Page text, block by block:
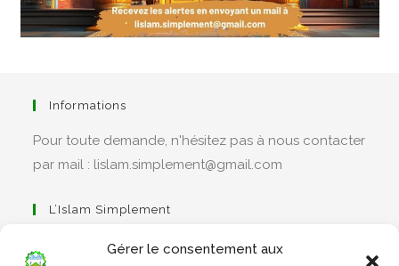
Gérer le consentement aux
Informations
Pour toute demande, n'hésitez pas à nous contacter
par mail : lislam.simplement@gmail.com
L’Islam Simplement